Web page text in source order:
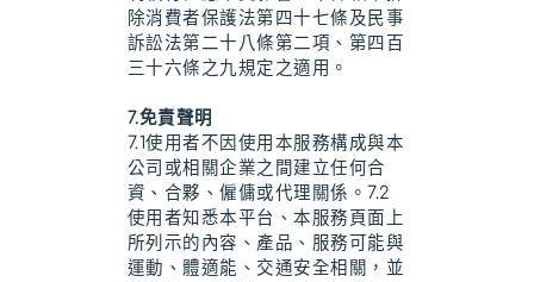
除消費者保護法第四十七條及民事
訴訟法第二十八條第二項、第四百
三十六條之九規定之適用。
7.免責聲明
7.1使用者不因使用本服務構成與本
公司或相關企業之間建立任何合
資、合夥、僱傭或代理關係。7.2
使用者知悉本平台、本服務頁面上
所列示的內容、產品、服務可能與
運動、體適能、交通安全相關，並